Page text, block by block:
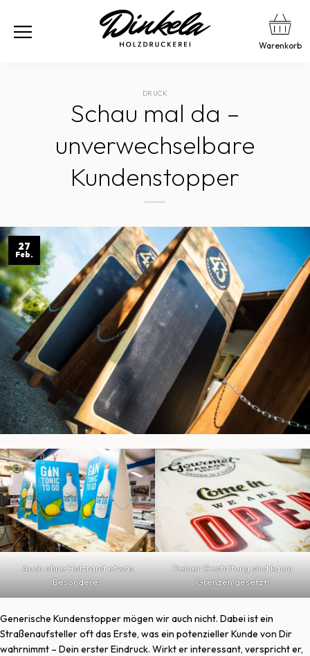
Warenkorb
DRUCK
Schau mal da –
unverwechselbare
Kundenstopper
27
Feb.
Auch ohne Holzrand etwas
Besonderes
Deiner Gestaltung sind kaum
Grenzen gesetzt!
Generische Kundenstopper mögen wir auch nicht. Dabei ist ein
Straßenaufsteller oft das Erste, was ein potenzieller Kunde von Dir
wahrnimmt – Dein erster Eindruck. Wirkt er interessant, verspricht er,